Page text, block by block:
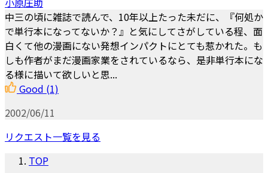
中三の頃に雑誌で読んで、10年以上たった未だに、『何処か
で単行本になってないか？』と気にしてさがしている程、面
白くて他の漫画にない発想インパクトにとても惹かれた。も
しも作者がまだ漫画家業をされているなら、是非単行本にな
る様に描いて欲しいと思...
Good (1)
2002/06/11
リクエスト一覧を見る
TOP